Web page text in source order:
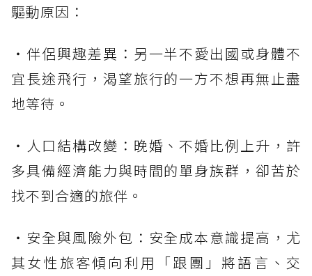
驅動原因：
・伴侶興趣差異：另一半不愛出國或身體不
宜長途飛行，渴望旅行的一方不想再無止盡
地等待。
・人口結構改變：晚婚、不婚比例上升，許
多具備經濟能力與時間的單身族群，卻苦於
找不到合適的旅伴。
・安全與風險外包：安全成本意識提高，尤
其女性旅客傾向利用「跟團」將語言、交